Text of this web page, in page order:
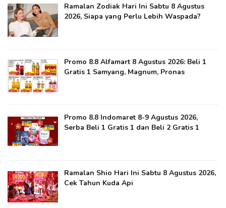
Ramalan Zodiak Hari Ini Sabtu 8 Agustus
2026, Siapa yang Perlu Lebih Waspada?
Promo 8.8 Alfamart 8 Agustus 2026: Beli 1
Gratis 1 Samyang, Magnum, Pronas
Promo 8.8 Indomaret 8-9 Agustus 2026,
Serba Beli 1 Gratis 1 dan Beli 2 Gratis 1
Ramalan Shio Hari Ini Sabtu 8 Agustus 2026,
Cek Tahun Kuda Api